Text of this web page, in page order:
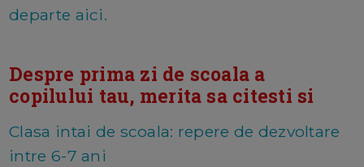
departe aici.
Despre prima zi de scoala a
copilului tau, merita sa citesti si
Clasa intai de scoala: repere de dezvoltare
intre 6-7 ani